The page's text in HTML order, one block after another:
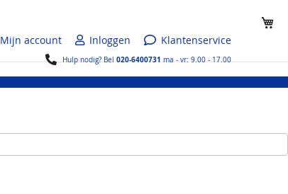
Mijn account
Inloggen Klantenservice
Hulp nodig? Bel020-6400731ma - vr: 9.00 - 17.00